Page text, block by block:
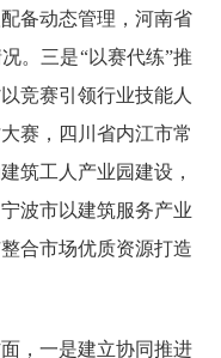
备动态管理，河南省
。三是“以赛代练”推
竞赛引领行业技能人
赛，四川省内江市常
筑工人产业园建设，
波市以建筑服务产业
合市场优质资源打造
，一是建立协同推进